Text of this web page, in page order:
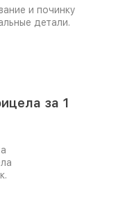
и починку
детали.
за 1